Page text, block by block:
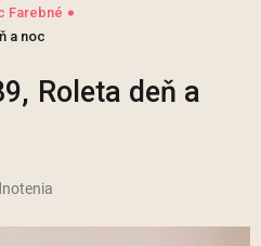
Farebné
a noc
Roleta deň a